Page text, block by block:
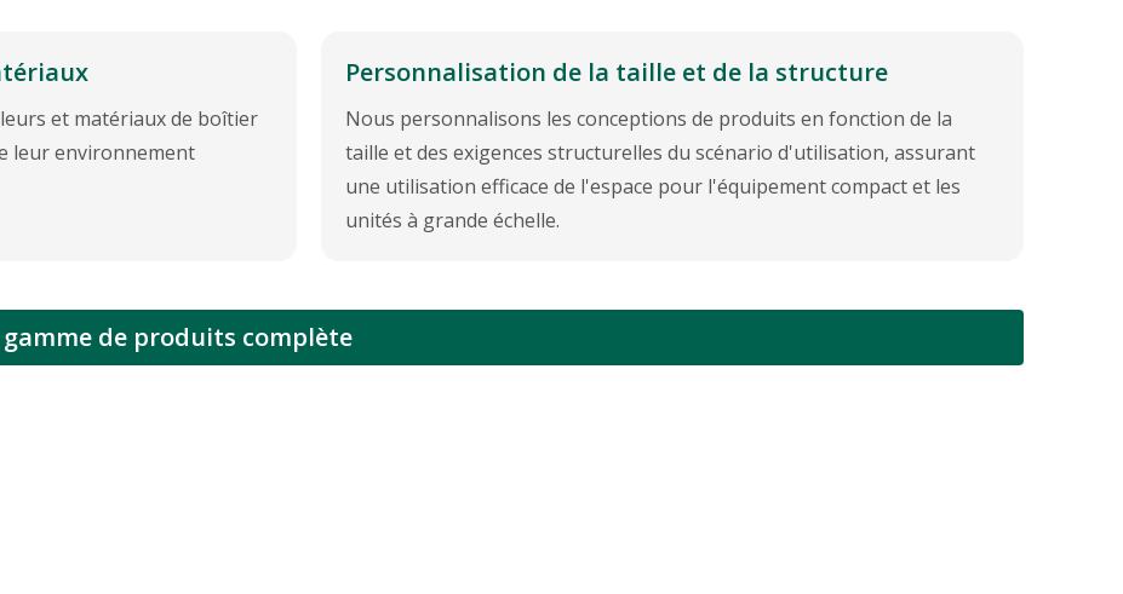
et matériaux de boîtier
leur environnement
Personnalisation de la taille et de la structure
Nous personnalisons les conceptions de produits en fonction de la
taille et des exigences structurelles du scénario d'utilisation, assurant
une utilisation efficace de l'espace pour l'équipement compact et les
unités à grande échelle.
de produits complète